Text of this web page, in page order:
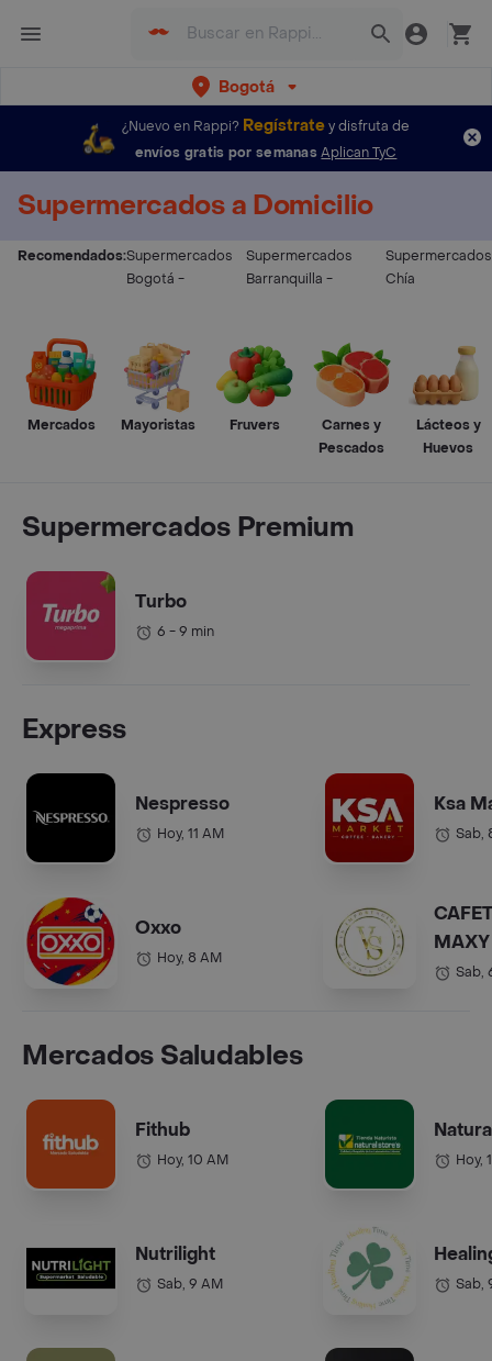
Bogotá
¿Nuevo en Rappi? Regístratey disfruta de
envíos gratis por semanas Aplican TyC
Supermercados a Domicilio
Recomendados:Supermercados
Bogotá -
Supermercados
Barranquilla -
Supermercados
Chía
Mercados Mayoristas Fruvers
Carnes y
Pescados
Lácteos y
Huevos
Supermercados Premium
Turbo
6 - 9 min
Express
Nespresso
Hoy, 11 AM
Oxxo
Hoy, 8 AM
Ksa
Sab,
COL.).
Sab,
Mercados Saludables
Fithub
Hoy, 10 AM
Nutrilight
Sab, 9 AM
Hoy,
Sab,